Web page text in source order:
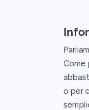
Come
o per